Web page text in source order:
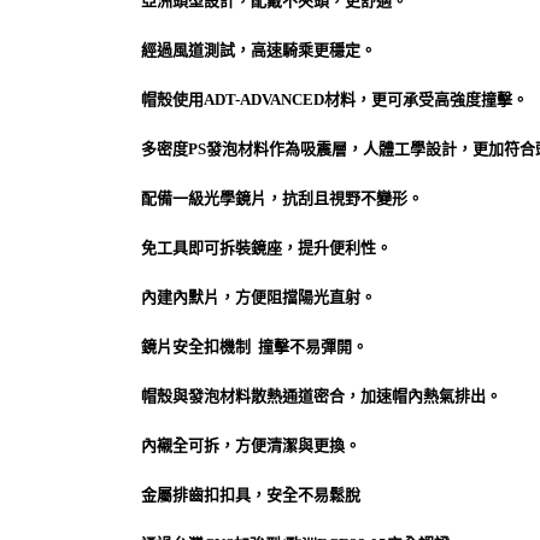
經過風道測試，高速騎乘更穩定。
帽殼使用ADT-ADVANCED材料，更可承受高強度撞擊。
多密度PS發泡材料作為吸震層，人體工學設計，更加符合
配備一級光學鏡片，抗刮且視野不變形。
免工具即可拆裝鏡座，提升便利性。
內建內默片，方便阻擋陽光直射。
鏡片安全扣機制 撞擊不易彈開。
帽殼與發泡材料散熱通道密合，加速帽內熱氣排出。
內襯全可拆，方便清潔與更換。
金屬排齒扣扣具，安全不易鬆脫